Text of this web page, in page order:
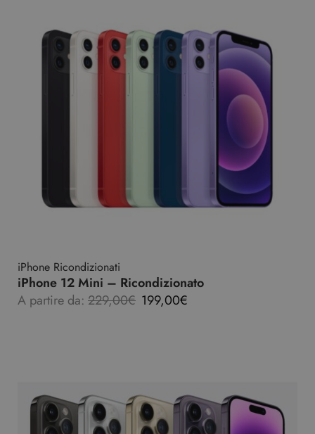
iPhone Ricondizionati
iPhone 12 Mini – Ricondizionato
A partire da: 229,00€ 199,00€